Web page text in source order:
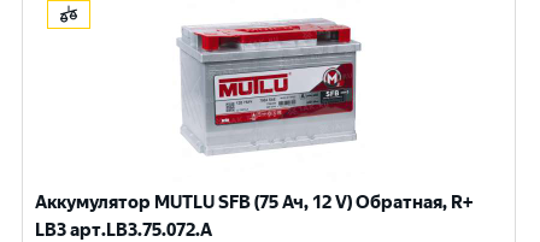
Аккумулятор MUTLU SFB (75 Ач, 12 V) Обратная, R+
LB3 арт.LВ3.75.072.A